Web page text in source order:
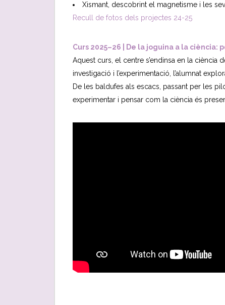
Xismant, descobrint el magnetisme i les
Recull de fotos dels projectes 24-25
Curs 2025–26 | De la joguina a la ciència:
Aquest curs, el centre s’endinsa en la
investigació i l’experimentació, l’alumnat
De les baldufes als escacs, passant per les
experimentar i pensar com la ciència és